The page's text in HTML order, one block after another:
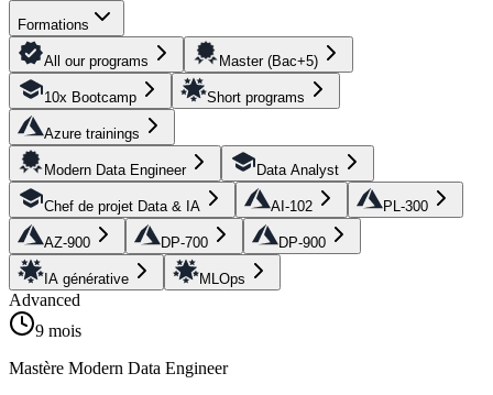
Formations
All our programs Master (Bac+5)
10x Bootcamp Short programs
Azure trainings
Modern Data Engineer Data Analyst
Chef de projet Data & IA AI-102 PL-300
AZ-900 DP-700 DP-900
IA générative MLOps
Advanced
9 mois
Mastère Modern Data Engineer